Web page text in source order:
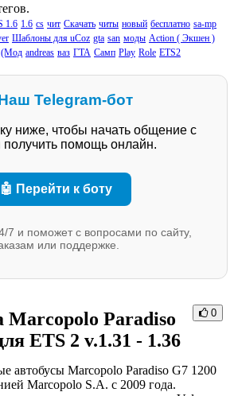
1.6 1.6 cs чит Скачать читы новый бесплатно sa-mp
Шаблоны для uCoz gta san моды Action ( Экшен )
(Мод andreas ваз ГТА Самп Play Role ETS2
Telegram-бот
ниже, чтобы начать общение с
получить помощь онлайн.
🤖 Перейти к боту
7 и поможет с вопросами по сайту,
или поддержке.
0
Marcopolo Paradiso
ETS 2 v.1.31 - 1.36
автобусы Marcopolo Paradiso G7 1200
Marcopolo S.A. с 2009 года.